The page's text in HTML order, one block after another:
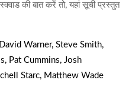
की बात करें तो, यहां सूची प्रस्तुत
Warner, Steve Smith,
Pat Cummins, Josh
Starc, Matthew Wade